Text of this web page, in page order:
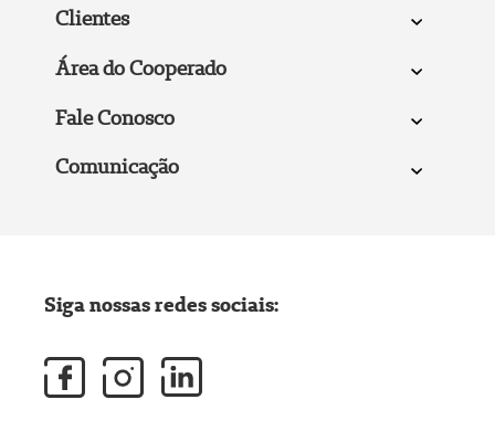
Clientes
Área do Cooperado
Fale Conosco
Comunicação
Siga nossas redes sociais: